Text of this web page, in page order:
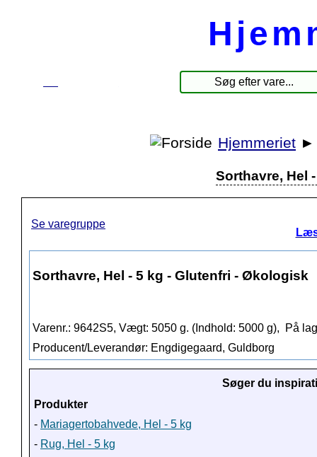
Hjemmeriet
Sorthavre, Hel
Se varegruppe
Sorthavre, Hel - 5 kg - Glutenfri - Økologisk
Varenr.: 9642S5, Vægt: 5050 g. (Indhold: 5000 g),
På
Producent/Leverandør: Engdigegaard, Guldborg
Søger du
Produkter
- Mariagertobahvede, Hel - 5 kg
- Rug, Hel - 5 kg